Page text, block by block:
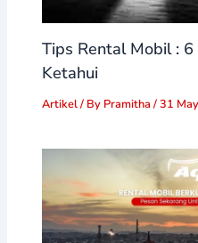
Tips Rental Mobil :
Ketahui
Artikel/ By Pramitha/31